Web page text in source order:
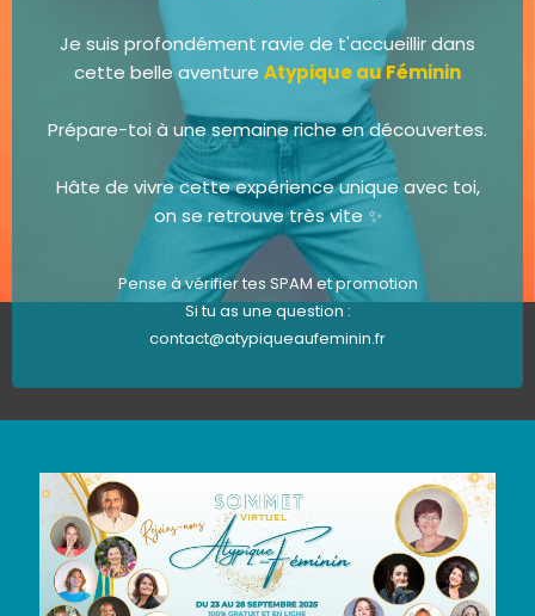
Je suis profondément ravie de t'accueillir dans
cette belle aventure Atypique au Féminin
Prépare-toi à une semaine riche en découvertes.
Hâte de vivre cette expérience unique avec toi,
on se retrouve très vite ✨
Pense à vérifier tes SPAM et promotion
Si tu as une question :
contact@atypiqueaufeminin.fr